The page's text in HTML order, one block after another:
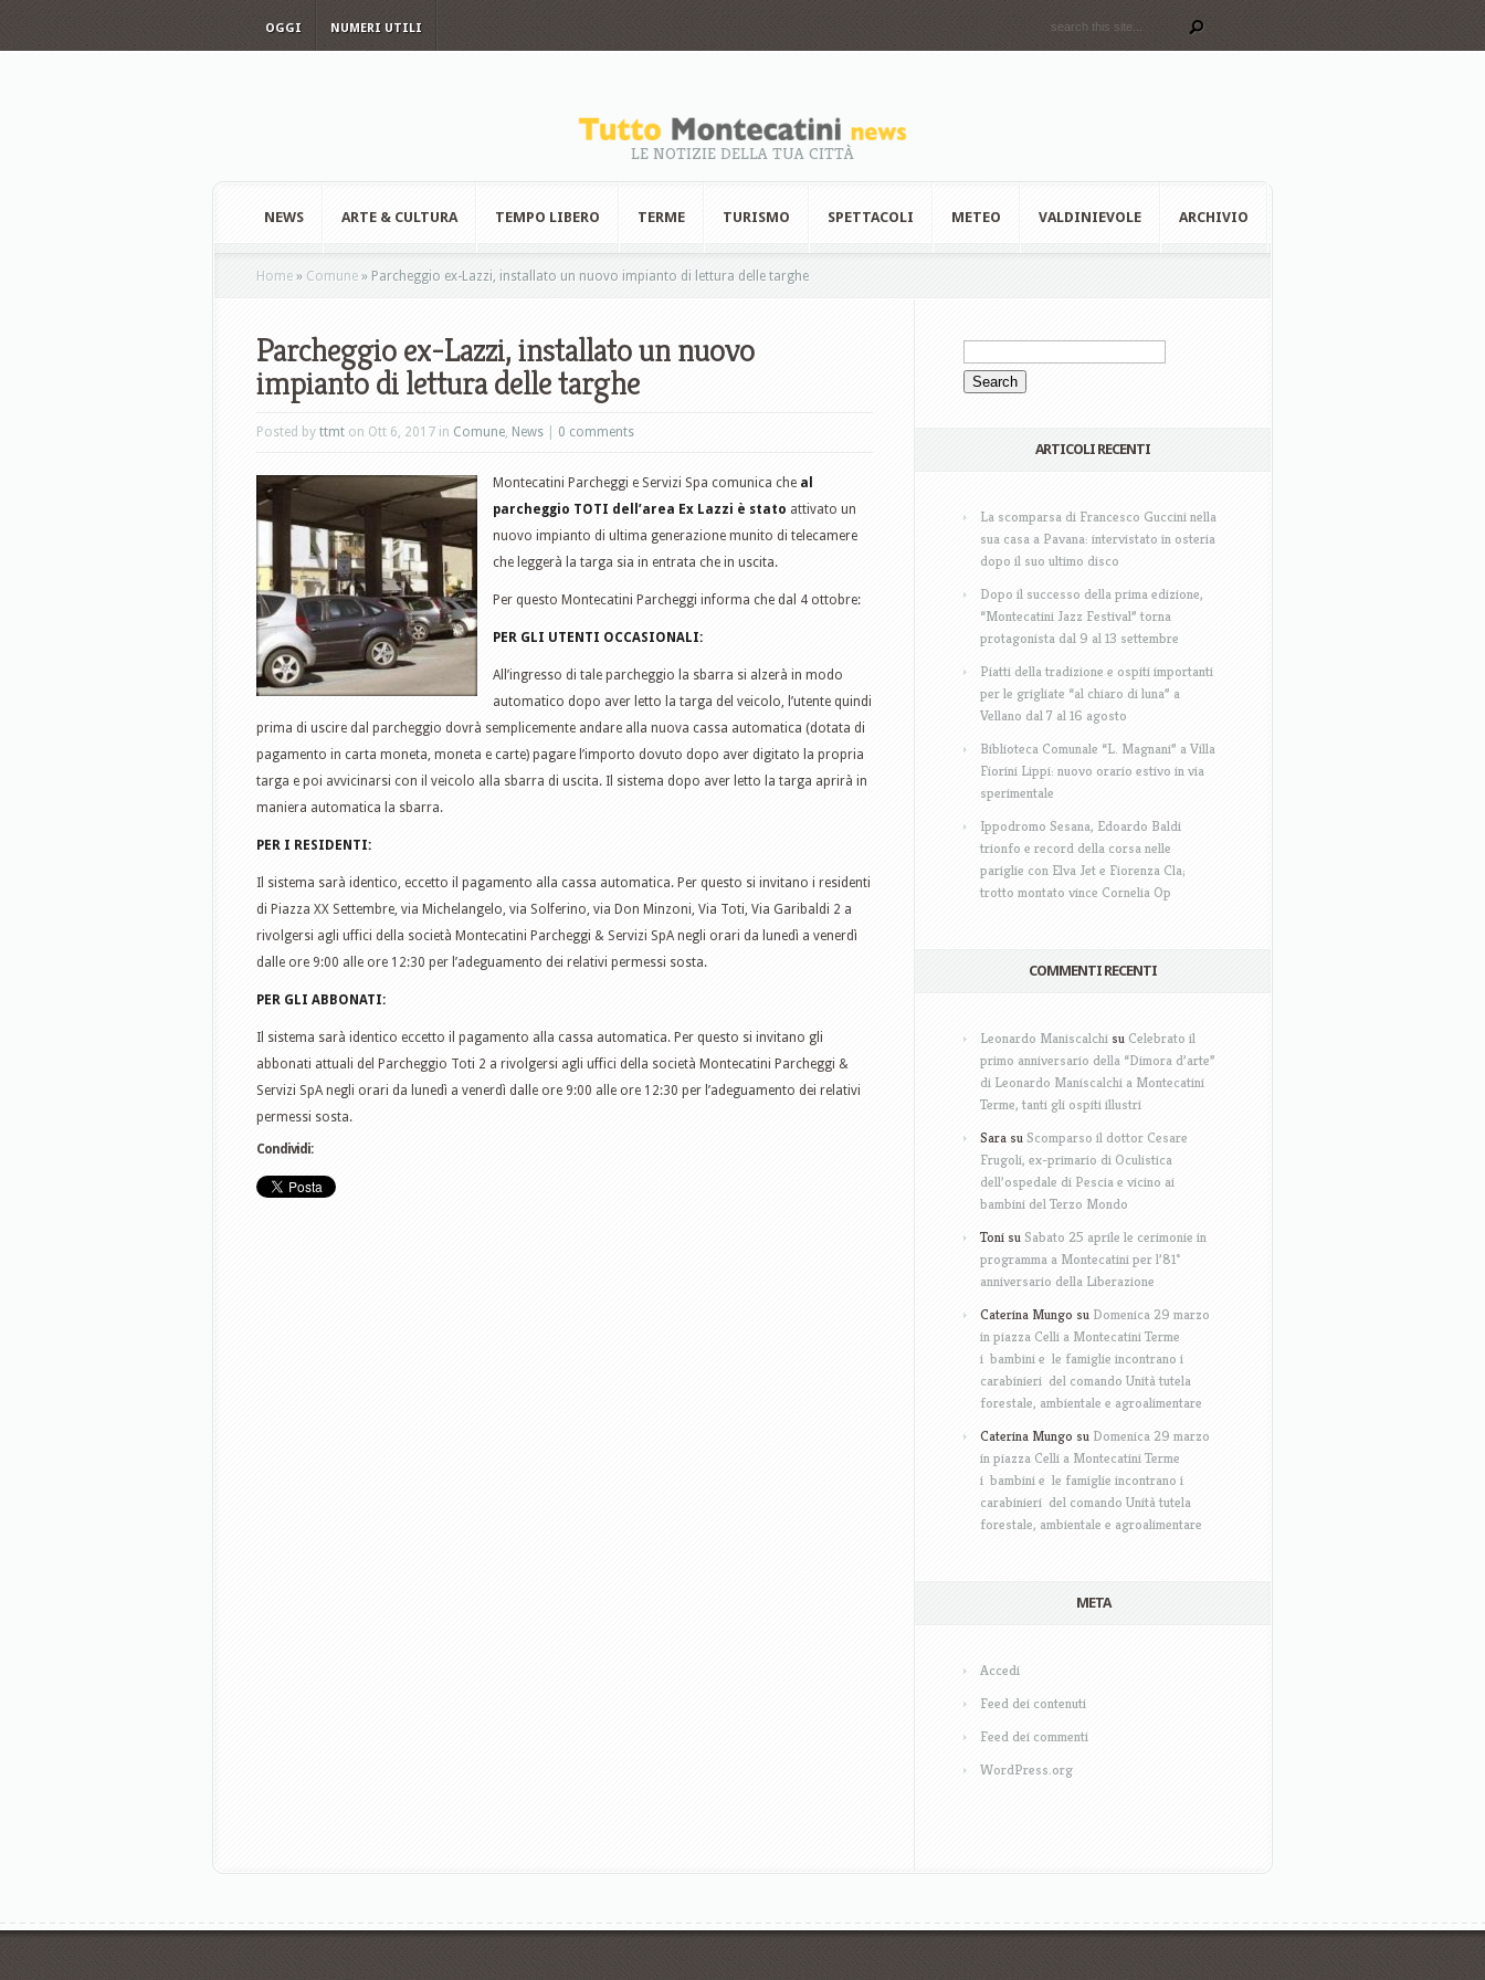
OGGI NUMERI UTILI
LE NOTIZIE DELLA TUA CITTÀ
NEWS ARTE & CULTURA TEMPO LIBERO TERME TURISMO SPETTACOLI METEO VALDINIEVOLE ARCHIVIO
Home » Comune » Parcheggio ex-Lazzi, installato un nuovo impianto di lettura delle targhe
Parcheggio ex-Lazzi, installato un nuovo
impianto di lettura delle targhe
Posted by ttmt on Ott 6, 2017 in Comune, News 0 comments
Montecatini Parcheggi e Servizi Spa comunica che al
parcheggio TOTI dell’area Ex Lazzi è stato attivato un
nuovo impianto di ultima generazione munito di telecamere
che leggerà la targa sia in entrata che in uscita.
Per questo Montecatini Parcheggi informa che dal 4 ottobre:
PER GLI UTENTI OCCASIONALI:
All’ingresso di tale parcheggio la sbarra si alzerà in modo
automatico dopo aver letto la targa del veicolo, l’utente quindi
prima di uscire dal parcheggio dovrà semplicemente andare alla nuova cassa automatica (dotata di
pagamento in carta moneta, moneta e carte) pagare l’importo dovuto dopo aver digitato la propria
targa e poi avvicinarsi con il veicolo alla sbarra di uscita. Il sistema dopo aver letto la targa aprirà in
maniera automatica la sbarra.
PER I RESIDENTI:
Il sistema sarà identico, eccetto il pagamento alla cassa automatica. Per questo si invitano i residenti
di Piazza XX Settembre, via Michelangelo, via Solferino, via Don Minzoni, Via Toti, Via Garibaldi 2 a
rivolgersi agli uffici della società Montecatini Parcheggi & Servizi SpA negli orari da lunedì a venerdì
dalle ore 9:00 alle ore 12:30 per l’adeguamento dei relativi permessi sosta.
PER GLI ABBONATI:
Il sistema sarà identico eccetto il pagamento alla cassa automatica. Per questo si invitano gli
abbonati attuali del Parcheggio Toti 2 a rivolgersi agli uffici della società Montecatini Parcheggi &
Servizi SpA negli orari da lunedì a venerdì dalle ore 9:00 alle ore 12:30 per l’adeguamento dei relativi
permessi sosta.
Condividi:
ARTICOLI RECENTI
La scomparsa di Francesco Guccini nella
sua casa a Pavana: intervistato in osteria
dopo il suo ultimo disco
Dopo il successo della prima edizione,
“Montecatini Jazz Festival” torna
protagonista dal 9 al 13 settembre
Piatti della tradizione e ospiti importanti
per le grigliate “al chiaro di luna” a
Vellano dal 7 al 16 agosto
Biblioteca Comunale “L. Magnani” a Villa
Fiorini Lippi: nuovo orario estivo in via
sperimentale
Ippodromo Sesana, Edoardo Baldi
trionfo e record della corsa nelle
pariglie con Elva Jet e Fiorenza Cla;
trotto montato vince Cornelia Op
COMMENTI RECENTI
Leonardo Maniscalchi suCelebrato il
primo anniversario della “Dimora d’arte”
di Leonardo Maniscalchi a Montecatini
Terme, tanti gli ospiti illustri
Sara su Scomparso il dottor Cesare
Frugoli, ex-primario di Oculistica
dell’ospedale di Pescia e vicino ai
bambini del Terzo Mondo
Toni suSabato 25 aprile le cerimonie in
programma a Montecatini per l’81°
anniversario della Liberazione
Caterina Mungo su Domenica 29 marzo
in piazza Celli a Montecatini Terme
i bambini e le famiglie incontrano i
carabinieri del comando Unità tutela
forestale, ambientale e agroalimentare
Caterina Mungo su Domenica 29 marzo
in piazza Celli a Montecatini Terme
i bambini e le famiglie incontrano i
carabinieri del comando Unità tutela
forestale, ambientale e agroalimentare
META
Accedi
Feed dei contenuti
Feed dei commenti
WordPress.org